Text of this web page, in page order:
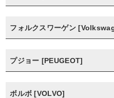
フォルクスワーゲン
プジョー [PEUGEOT]
ボルボ [VOLVO]